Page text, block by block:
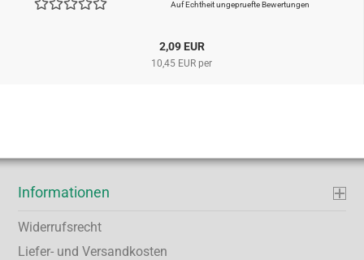
Auf Echtheit ungepruefte Bewertungen
2,09 EUR
10,45 EUR per
Informationen
Widerrufsrecht
Liefer- und Versandkosten